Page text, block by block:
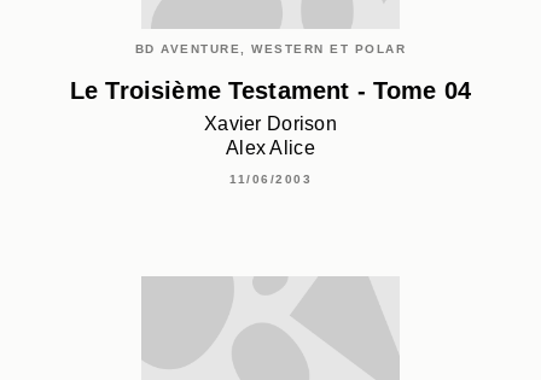
BD AVENTURE, WESTERN ET POLAR
Le Troisième Testament - Tome 04
Xavier Dorison
Alex Alice
11/06/2003